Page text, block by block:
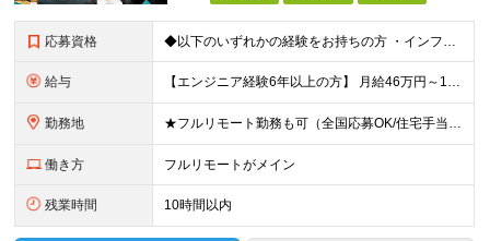
応募資格 ◆以下のいずれかの経験をお持ちの方 ・インフラ設計・構築の実務経験（オンプレ/クラウドどちらもOK） ・クラウド環境下での運用保守に関する実務経験 ◆学歴不問 ＜こんな方は特に歓迎します＞ ◎これま
給与 【エンジニア経験6年以上の方】 月給46万円～100万円（固定残業代含む） ※上記月給には月30時間分の固定残業代（月8万7,400円～月19万円）を含む。超過分は全額支給。 【エンジニア経験4年以
勤務地 ★フルリモート勤務も可（全国応募OK/住宅手当を支給します） ※案件によって常駐が必要になる場合があります。 ※希望がない限り、転勤はありません ※U・Iターン歓迎 ★ルトラの社員は全国各地で活躍中
働き方 フルリモートがメイン
残業時間 10時間以内